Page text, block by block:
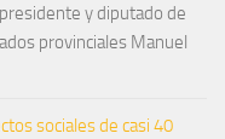
y diputado de
provinciales Manuel
sociales de casi 40